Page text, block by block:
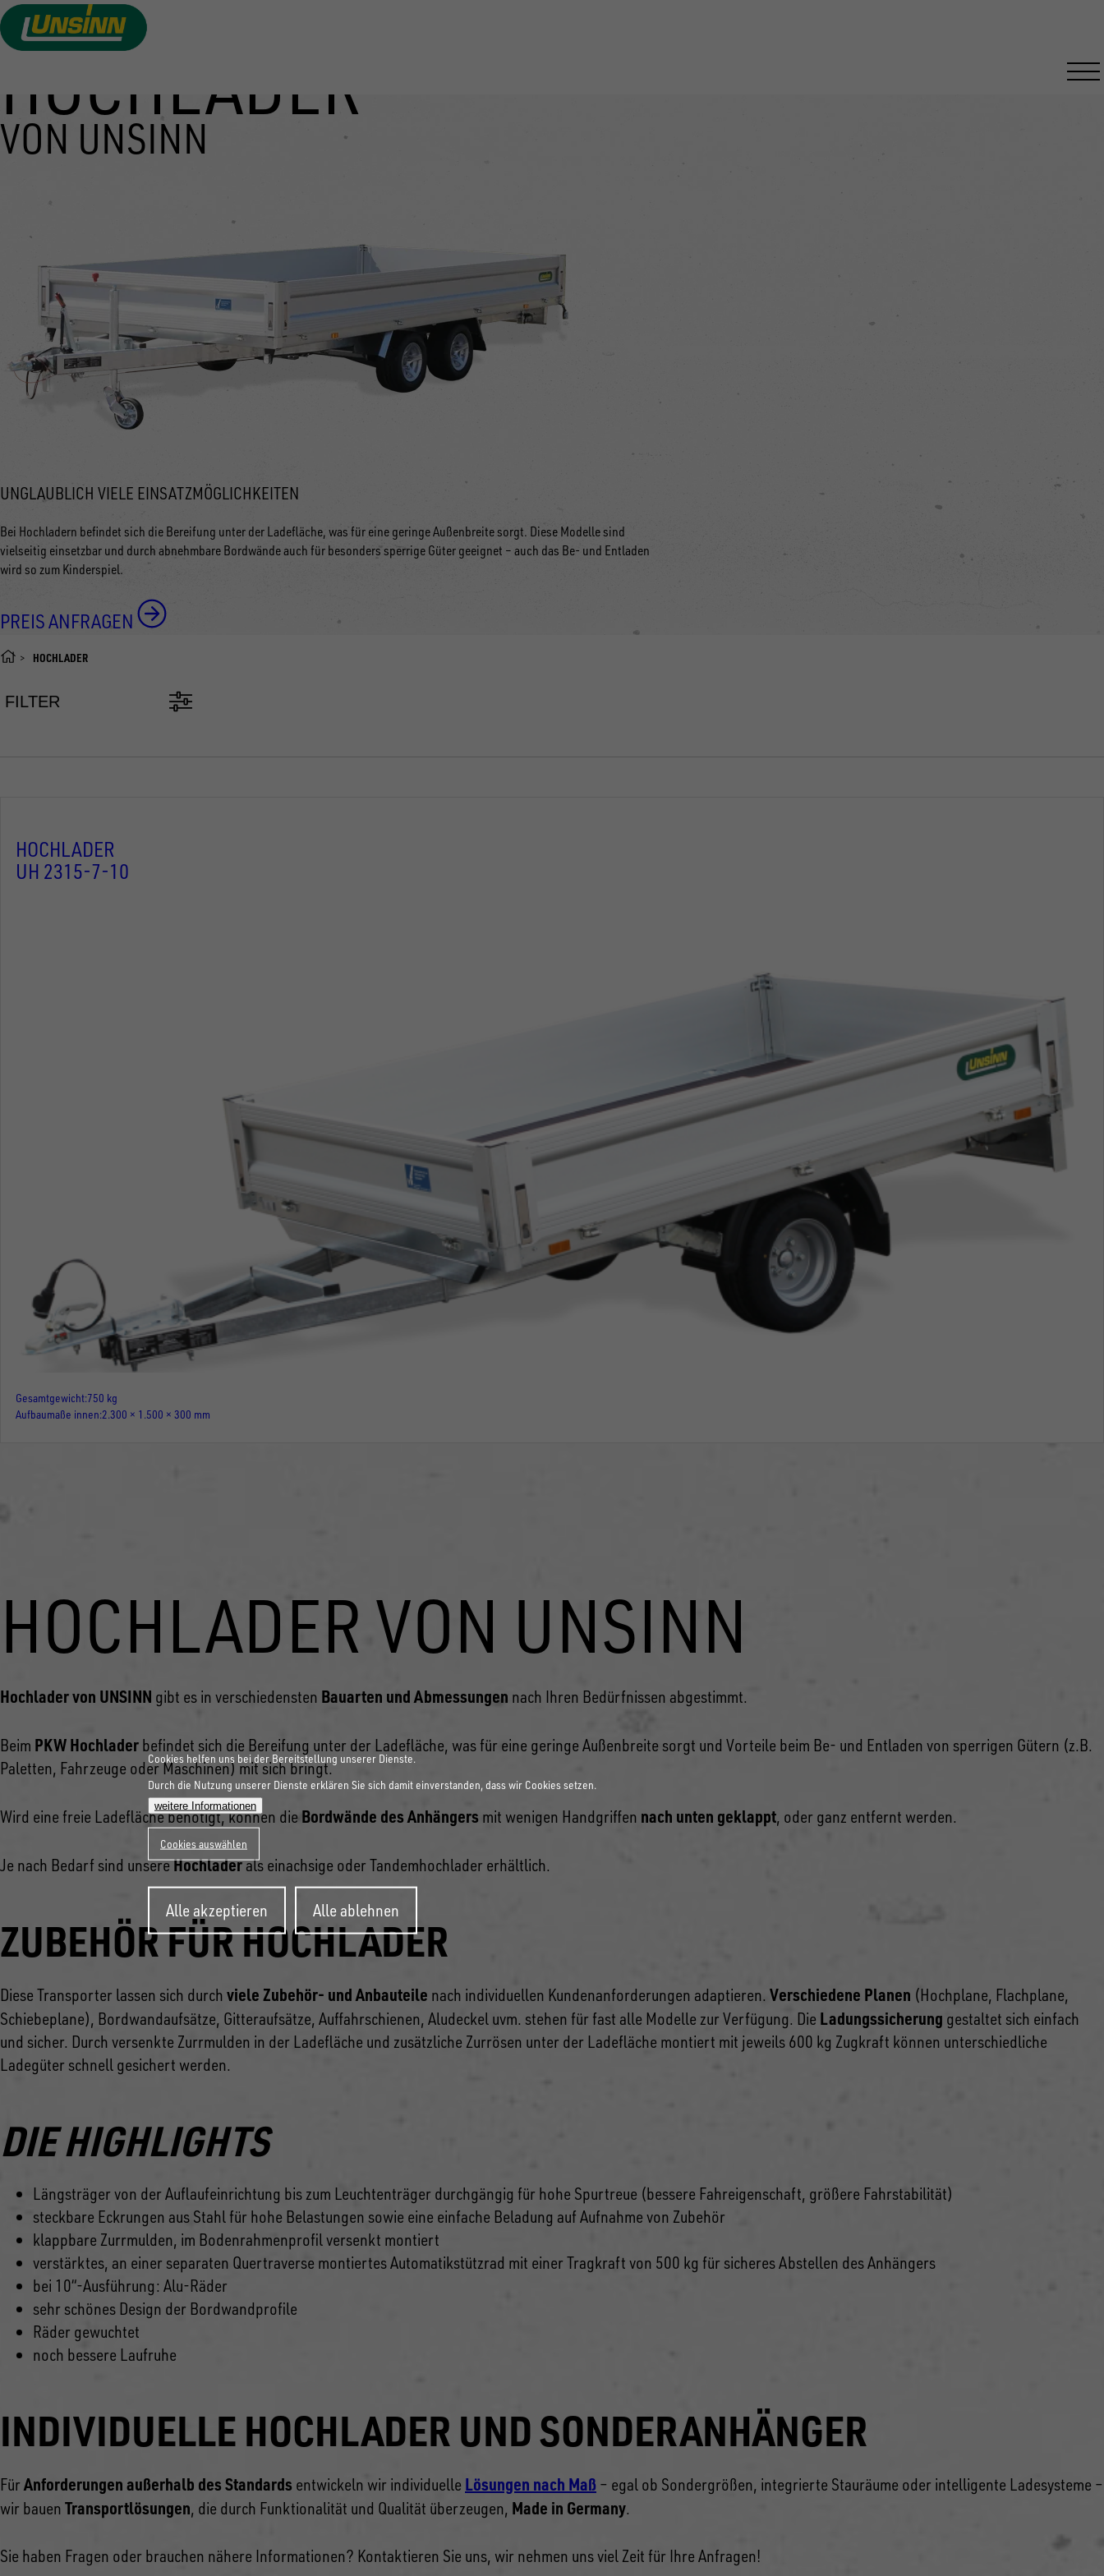
HOCHLADER
VON UNSINN
UNGLAUBLICH VIELE EINSATZMÖGLICHKEITEN
Bei Hochladern befindet sich die Bereifung unter der Ladefläche, was für eine geringe Außenbreite sorgt. Diese Modelle sind
vielseitig einsetzbar und durch abnehmbare Bordwände auch für besonders sperrige Güter geeignet – auch das Be- und Entladen
wird so zum Kinderspiel.
PREIS ANFRAGEN
HOCHLADER
FILTER
HOCHLADER
UH 2315-7-10
Gesamtgewicht 750 kg
Aufbaumaße innen 2.300 × 1.500 × 300 mm
HOCHLADER VON UNSINN
Hochlader von UNSINN gibt es in verschiedensten Bauarten und Abmessungen nach Ihren Bedürfnissen abgestimmt.
Beim PKW Hochlader befindet sich die Bereifung unter der Ladefläche, was für eine geringe Außenbreite sorgt und Vorteile beim Be- und Entladen von sperrigen Gütern (z.B.
Paletten, Fahrzeuge oder Maschinen) mit sich bringt.
Wird eine freie Ladefläche benötigt, können die Bordwände des Anhängers mit wenigen Handgriffen nach unten geklappt, oder ganz entfernt werden.
Je nach Bedarf sind unsereHochladerals einachsige oder Tandemhochlader erhältlich.
ZUBEHÖR FÜR HOCHLADER
Diese Transporter lassen sich durch viele Zubehör- und Anbauteile nach individuellen Kundenanforderungen adaptieren. Verschiedene Planen (Hochplane, Flachplane,
Schiebeplane), Bordwandaufsätze, Gitteraufsätze, Auffahrschienen, Aludeckel uvm. stehen für fast alle Modelle zur Verfügung. Die Ladungssicherung gestaltet sich einfach
und sicher. Durch versenkte Zurrmulden in der Ladefläche und zusätzliche Zurrösen unter der Ladefläche montiert mit jeweils 600 kg Zugkraft können unterschiedliche
Ladegüter schnell gesichert werden.
DIE HIGHLIGHTS
Längsträger von der Auflaufeinrichtung bis zum Leuchtenträger durchgängig für hohe Spurtreue (bessere Fahreigenschaft, größere Fahrstabilität)
steckbare Eckrungen aus Stahl für hohe Belastungen sowie eine einfache Beladung auf Aufnahme von Zubehör
klappbare Zurrmulden, im Bodenrahmenprofil versenkt montiert
verstärktes, an einer separaten Quertraverse montiertes Automatikstützrad mit einer Tragkraft von 500 kg für sicheres Abstellen des Anhängers
bei 10“-Ausführung: Alu-Räder
sehr schönes Design der Bordwandprofile
Räder gewuchtet
noch bessere Laufruhe
INDIVIDUELLE HOCHLADER UND SONDERANHÄNGER
Für Anforderungen außerhalb des Standards entwickeln wir individuelle Lösungen nach Maß – egal ob Sondergrößen, integrierte Stauräume oder intelligente Ladesysteme –
wir bauen Transportlösungen, die durch Funktionalität und Qualität überzeugen, Made in Germany.
Sie haben Fragen oder brauchen nähere Informationen? Kontaktieren Sie uns, wir nehmen uns viel Zeit für Ihre Anfragen!
Cookies helfen uns bei der Bereitstellung unserer Dienste.
Durch die Nutzung unserer Dienste erklären Sie sich damit einverstanden, dass wir Cookies setzen.
weitere Informationen
Cookies auswählen
Alle akzeptieren
zurückziehen
Alle ablehnen